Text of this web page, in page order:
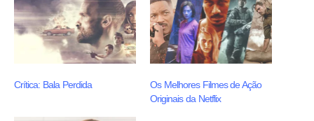
Crítica: Bala Perdida
Os Melhores Filmes de Ação
Originais da Netflix